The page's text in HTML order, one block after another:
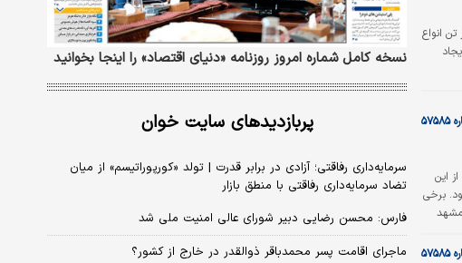
مهم‌ترین طرح توسعه این شرکت شامل طرح «یزد یک» با ظرفیت تولید سالانه ۷۰۰‌هزار تن انواع
است که برای ۵۰۰ نفر شغل ایجاد
این
برخی
رانندگی به مشهد
هم
نسخه کامل شماره امروز روزنامه «دنیای‌ اقتصاد» را اینجا بخوانید
پربازدیدهای سایت خوان
سرمایه‌داری رفاقتی؛ آزادی در برابر قدرت | تولد «کورپوراتیسم» از میان
تضاد سرمایه‌داری رفاقتی با منطق بازار
فارس: محسن رضایی دبیر شورای عالی امنیت ملی شد
ماجرای اقامت پسر محمدباقر ذوالقدر در خارج از کشور؟